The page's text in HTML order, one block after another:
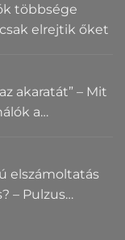
többsége
elrejtik őket
akaratát” – Mit
a
elszámoltatás
– Pulzus